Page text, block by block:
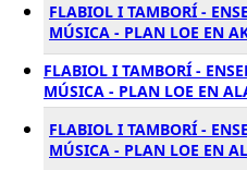
FLABIOL I TAMBORÍ -
MÚSICA - PLAN LOE EN
FLABIOL I TAMBORÍ -
MÚSICA - PLAN LOE EN
FLABIOL I TAMBORÍ -
MÚSICA - PLAN LOE EN